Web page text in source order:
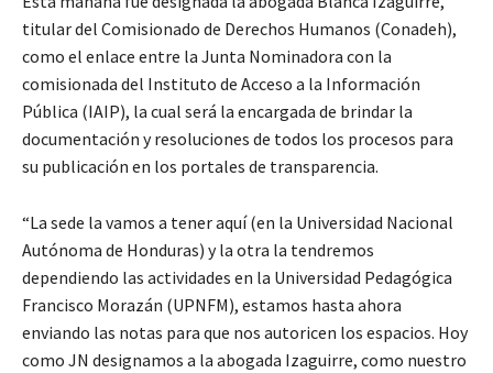
titular del Comisionado de Derechos Humanos (Conadeh),
como el enlace entre la Junta Nominadora con la
comisionada del Instituto de Acceso a la Información
Pública (IAIP), la cual será la encargada de brindar la
documentación y resoluciones de todos los procesos para
su publicación en los portales de transparencia.
“La sede la vamos a tener aquí (en la Universidad Nacional
Autónoma de Honduras) y la otra la tendremos
dependiendo las actividades en la Universidad Pedagógica
Francisco Morazán (UPNFM), estamos hasta ahora
enviando las notas para que nos autoricen los espacios. Hoy
como JN designamos a la abogada Izaguirre, como nuestro